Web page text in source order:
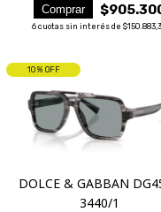
Comprar
6 cuotas sin interés de
10 % OFF
DOLCE & GABBAN
3440/1